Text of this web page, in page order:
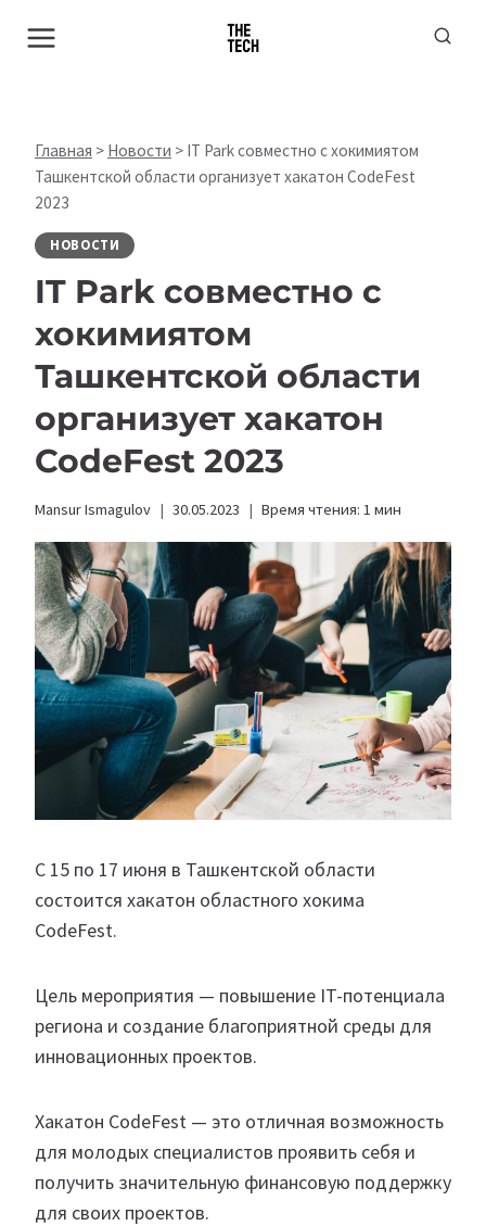
Главная > Новости > IT Park совместно с хокимиятом
Ташкентской области организует хакатон CodeFest
2023
НОВОСТИ
IT Park совместно с
хокимиятом
Ташкентской области
организует хакатон
CodeFest 2023
Mansur Ismagulov 30.05.2023 Время чтения: 1 мин
С 15 по 17 июня в Ташкентской области
состоится хакатон областного хокима
CodeFest.
Цель мероприятия — повышение IT-потенциала
региона и создание благоприятной среды для
инновационных проектов.
Хакатон CodeFest — это отличная возможность
для молодых специалистов проявить себя и
получить значительную финансовую поддержку
для своих проектов.